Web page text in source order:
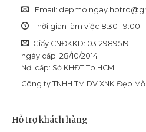
Email:
Thời gian làm việc 8:30-19:00
Giấy CNĐKKD: 0312989519
ngày cấp: 28/10/2014
Nơi cấp: Sở KHĐT Tp.HCM
Công ty TNHH TM DV XNK Đẹp
Hỗ trợ khách hàng